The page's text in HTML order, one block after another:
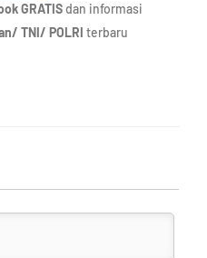
GRATISdan informasi
TNI/ POLRI terbaru